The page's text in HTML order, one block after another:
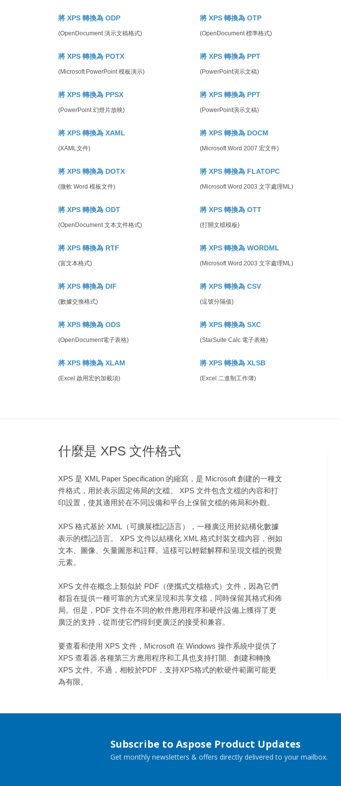
將 XPS 轉換為 ODP
(OpenDocument 演示文稿格式)
將 XPS 轉換為 OTP
(OpenDocument 標準格式)
將 XPS 轉換為 POTX
(Microsoft PowerPoint 模板演示)
將 XPS 轉換為 PPT
(PowerPoint演示文稿)
將 XPS 轉換為 PPSX
(PowerPoint 幻燈片放映)
將 XPS 轉換為 PPT
(PowerPoint演示文稿)
將 XPS 轉換為 XAML
(XAML文件)
將 XPS 轉換為 DOCM
(Microsoft Word 2007 宏文件)
將 XPS 轉換為 DOTX
(微軟 Word 模板文件)
將 XPS 轉換為 FLATOPC
(Microsoft Word 2003 文字處理ML)
將 XPS 轉換為 ODT
(OpenDocument 文本文件格式)
將 XPS 轉換為 OTT
(打開文檔模板)
將 XPS 轉換為 RTF
(富文本格式)
將 XPS 轉換為 WORDML
(Microsoft Word 2003 文字處理ML)
將 XPS 轉換為 DIF
(數據交換格式)
將 XPS 轉換為 CSV
(逗號分隔值)
將 XPS 轉換為 ODS
(OpenDocument電子表格)
將 XPS 轉換為 SXC
(StarSuite Calc 電子表格)
將 XPS 轉換為 XLAM
(Excel 啟用宏的加載項)
將 XPS 轉換為 XLSB
(Excel 二進制工作簿)
什麼是 XPS 文件格式
XPS 是 XML Paper Specification 的縮寫，是 Microsoft 創建的一種文
件格式，用於表示固定佈局的文檔。 XPS 文件包含文檔的內容和打
印設置，使其適用於在不同設備和平台上保留文檔的佈局和外觀。
XPS 格式基於 XML（可擴展標記語言），一種廣泛用於結構化數據
表示的標記語言。 XPS 文件以結構化 XML 格式封裝文檔內容，例如
文本、圖像、矢量圖形和註釋。這樣可以輕鬆解釋和呈現文檔的視覺
元素。
XPS 文件在概念上類似於 PDF（便攜式文檔格式）文件，因為它們
都旨在提供一種可靠的方式來呈現和共享文檔，同時保留其格式和佈
局。但是，PDF 文件在不同的軟件應用程序和硬件設備上獲得了更
廣泛的支持，從而使它們得到更廣泛的接受和兼容。
要查看和使用 XPS 文件，Microsoft 在 Windows 操作系統中提供了
XPS 查看器.各種第三方應用程序和工具也支持打開、創建和轉換
XPS 文件。不過，相較於PDF，支持XPS格式的軟硬件範圍可能更
為有限。
Subscribe to Aspose Product Updates
Get monthly newsletters & offers directly delivered to your mailbox.